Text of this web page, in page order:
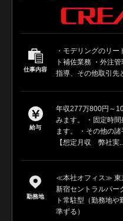
仕事内容
・モデリングのリ
ト補佐業務 ・外注
指導、その他取引先
給与
年収277万800円～
みます。 ・固定時
ます。 ・その他の
【想定月収 弊社実
勤務地
≪本社オフィス≫ 東
新宿セントラルパ
ト常駐型（勤務地
準ずる）